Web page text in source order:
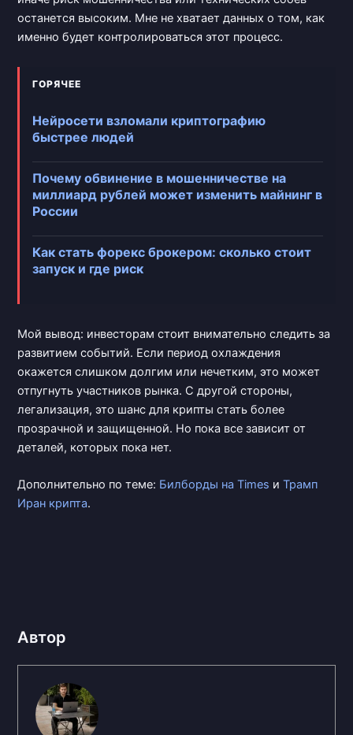
останется высоким. Мне не хватает данных о том, как
именно будет контролироваться этот процесс.
ГОРЯЧЕЕ
Нейросети взломали криптографию
быстрее людей
Почему обвинение в мошенничестве на
миллиард рублей может изменить майнинг в
России
Как стать форекс брокером: сколько стоит
запуск и где риск
Мой вывод: инвесторам стоит внимательно следить за
развитием событий. Если период охлаждения
окажется слишком долгим или нечетким, это может
отпугнуть участников рынка. С другой стороны,
легализация, это шанс для крипты стать более
прозрачной и защищенной. Но пока все зависит от
деталей, которых пока нет.
Дополнительно по теме: Билборды на Times иТрамп
Иран крипта.
Автор